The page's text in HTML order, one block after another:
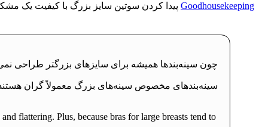
Goodhousekeeping پیدا کردن سوتین سایز بزرگ با کیفیت یک
چون سینه‌بندها همیشه برای سایزهای بزرگتر طراحی
سینه‌بندهای مخصوص سینه‌های بزرگ معمولاً گران
flattering. Plus, because bras for large breasts tend to